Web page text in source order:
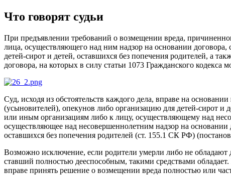
Что говорят судьи
При предъявлении требований о возмещении вреда,
лица, осуществляющего над ним надзор на основании
детей-сирот и детей, оставшихся без попечения родителей, а
договора, на которых в силу статьи 1073 Гражданского
Суд, исходя из обстоятельств каждого дела, вправе на
(усыновителей), опекунов либо организацию для детей-сирот и
или иным организациям либо к лицу, осуществляющему над
осуществляющее над несовершеннолетним надзор на основании
оставшихся без попечения родителей (ст. 155.1 СК РФ)
Возможно исключение, если родители умерли либо не
ставший полностью дееспособным, такими средствами
вправе принять решение о возмещении вреда полностью или